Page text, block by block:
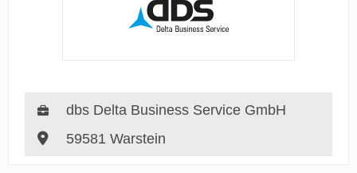
dbs Delta Business Service GmbH
59581 Warstein